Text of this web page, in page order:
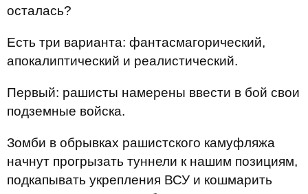
осталась?
Есть три варианта: фантасмагорический,
апокалиптический и реалистический.
Первый: рашисты намерены ввести в бой свои
подземные войска.
Зомби в обрывках рашистского камуфляжа
начнут прогрызать туннели к нашим позициям,
подкапывать укрепления ВСУ и кошмарить